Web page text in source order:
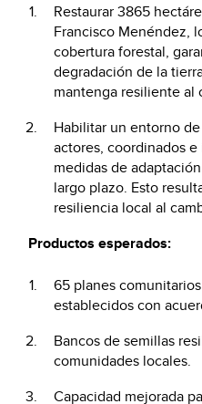
Restaurar 3865
Francisco Menéndez,
cobertura forestal,
degradación de la
mantenga resiliente al
Habilitar un entorno
actores, coordinados
medidas de
largo plazo. Esto
resiliencia local al
Productos esperados:
65 planes
establecidos con
Bancos de semillas
comunidades locales.
Capacidad mejorada